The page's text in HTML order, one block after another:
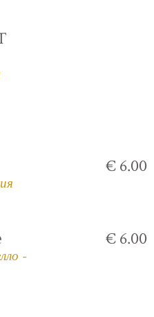
€ 6.00
-
€ 6.00